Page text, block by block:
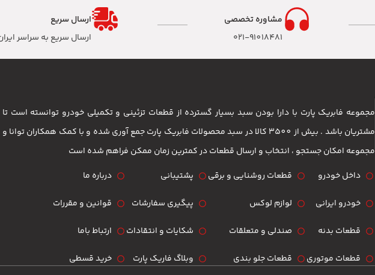
مشاوره تخصصی
۰۲۱-91018481
ارسال سریع
ارسال سریع به سراسر
مجموعه فابریک پارت با دارا بودن سبد بسیار گسترده از قطعات تزئینی و تکمیلی خودرو توانسته
مشتریان باشد . بیش از 3500 کالا در سبد محصولات فابریک پارت جمع آوری شده و با کمک همکاران
مجموعه امکان جستجو ، انتخاب و ارسال قطعات در کمترین زمان ممکن فراهم شده است
داخل خودرو
خودرو ایرانی
قطعات بدنه
قطعات موتوری
قطعات روشنایی و برقی
لوازم لوکس
صندلی و متعلقات
قطعات جلو بندی
پشتیبانی
پیگیری سفارشات
شکایات و انتقادات
وبلاگ فاریک پارت
درباره ما
قوانین و مقررات
ارتباط باما
خرید قسطی